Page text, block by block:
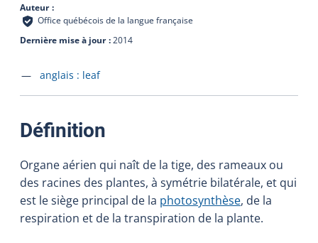
Auteur
Office québécois de la langue française
Dernière mise à jour 2014
Accéder à la fiche en
anglais : leaf
Définition
Organe aérien qui naît de la tige, des rameaux ou
des racines des plantes, à symétrie bilatérale, et qui
est le siège principal de la photosynthèse, de la
respiration et de la transpiration de la plante.